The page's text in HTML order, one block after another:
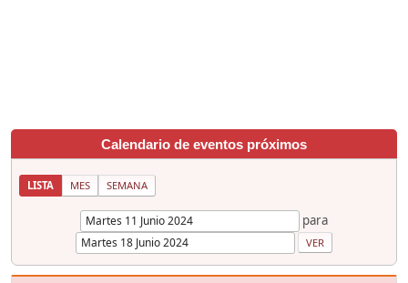
Calendario de eventos próximos
LISTA MES SEMANA
para